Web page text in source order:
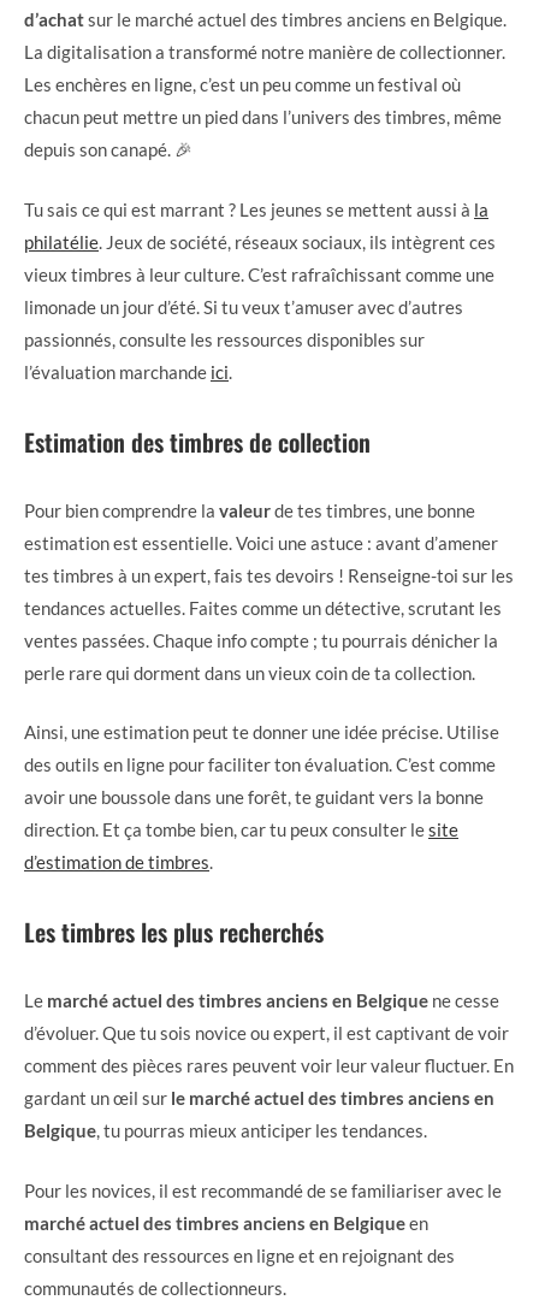
d’achatsur le marché actuel des timbres anciens en Belgique.
La digitalisation a transformé notre manière de collectionner.
Les enchères en ligne, c’est un peu comme un festival où
chacun peut mettre un pied dans l’univers des timbres, même
depuis son canapé. 🎉
Tu sais ce qui est marrant ? Les jeunes se mettent aussi à la
philatélie. Jeux de société, réseaux sociaux, ils intègrent ces
vieux timbres à leur culture. C’est rafraîchissant comme une
limonade un jour d’été. Si tu veux t’amuser avec d’autres
passionnés, consulte les ressources disponibles sur
l’évaluation marchande ici.
Estimation des timbres de collection
Pour bien comprendre la valeurde tes timbres, une bonne
estimation est essentielle. Voici une astuce : avant d’amener
tes timbres à un expert, fais tes devoirs ! Renseigne-toi sur les
tendances actuelles. Faites comme un détective, scrutant les
ventes passées. Chaque info compte ; tu pourrais dénicher la
perle rare qui dorment dans un vieux coin de ta collection.
Ainsi, une estimation peut te donner une idée précise. Utilise
des outils en ligne pour faciliter ton évaluation. C’est comme
avoir une boussole dans une forêt, te guidant vers la bonne
direction. Et ça tombe bien, car tu peux consulter lesite
d’estimation de timbres.
Les timbres les plus recherchés
Le marché actuel des timbres anciens en Belgique ne cesse
d’évoluer. Que tu sois novice ou expert, il est captivant de voir
comment des pièces rares peuvent voir leur valeur fluctuer. En
gardant un œil sur le marché actuel des timbres anciens en
Belgique, tu pourras mieux anticiper les tendances.
Pour les novices, il est recommandé de se familiariser avec le
marché actuel des timbres anciens en Belgiqueen
consultant des ressources en ligne et en rejoignant des
communautés de collectionneurs.